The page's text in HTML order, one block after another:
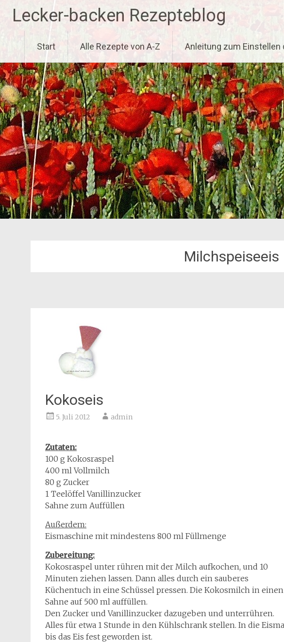
springen
Lecker-backen Rezepteblog
Start Alle Rezepte von A-Z Anleitung zum Einstellen
Milchspeiseeis
Kokoseis
5. Juli 2012 admin
Zutaten:
100 g Kokosraspel
400 ml Vollmilch
80 g Zucker
1 Teelöffel Vanillinzucker
Sahne zum Auffüllen
Außerdem:
Eismaschine mit mindestens 800 ml Füllmenge
Zubereitung:
Kokosraspel unter rühren mit der Milch aufkochen, und 10
Minuten ziehen lassen. Dann alles durch ein sauberes
Küchentuch in eine Schüssel pressen. Die Kokosmilch in
Sahne auf 500 ml auffüllen.
Den Zucker und Vanillinzucker dazugeben und unterrühren.
Alles für etwa 1 Stunde in den Kühlschrank stellen. In die
bis das Eis fest geworden ist.